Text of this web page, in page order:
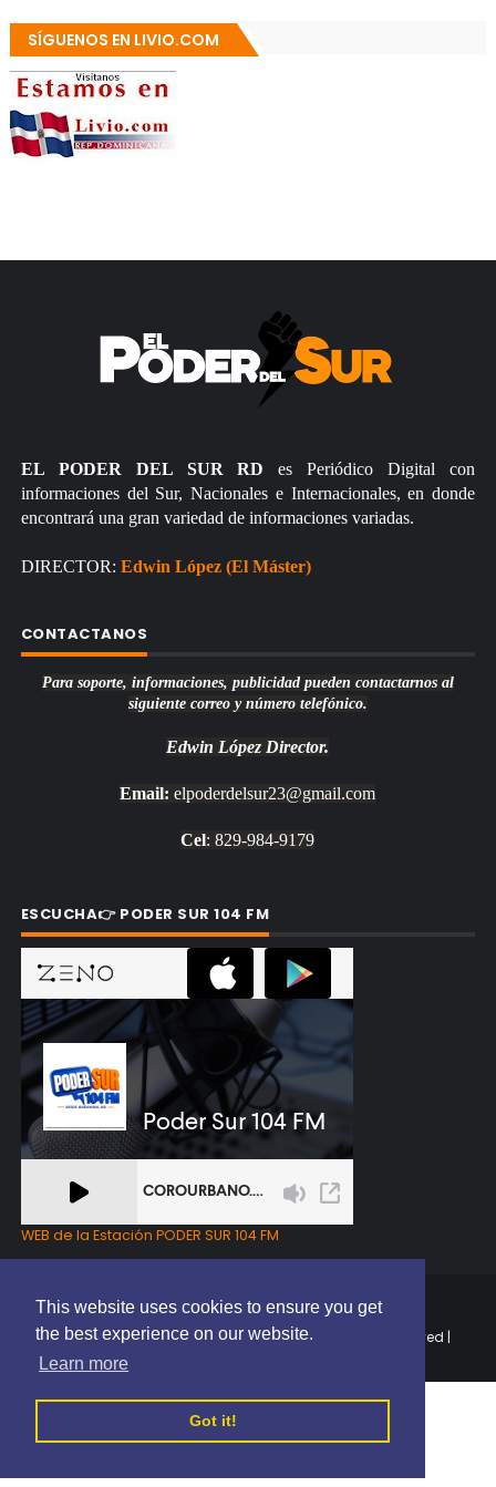
This website uses cookies to ensure you get
the best experience on our website.
Learn more
Got it!
SÍGUENOS EN LIVIO.COM
EL PODER DEL SUR RD es Periódico Digital con
informaciones del Sur, Nacionales e Internacionales, en donde
encontrará una gran variedad de informaciones variadas.
DIRECTOR: Edwin López (El Máster)
CONTACTANOS
Para soporte, informaciones, publicidad pueden contactarnos al
siguiente correo y número telefónico.
Edwin López Director.
Email: elpoderdelsur23@gmail.com
Cel: 829-984-9179
ESCUCHA👉 PODER SUR 104 FM
WEB de la Estación PODER SUR 104 FM
Copyright © 2025 | EL PODER DEL SUR RD | All Rights Reserved |